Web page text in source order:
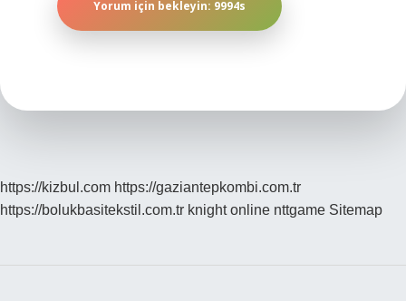
https://kizbul.com https://gaziantepkombi.com.tr
https://bolukbasitekstil.com.tr knight online nttgame Sitemap